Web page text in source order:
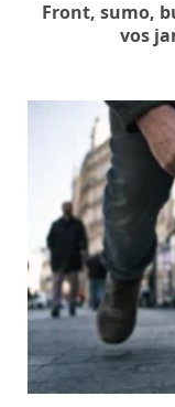
Front, sumo,
vos